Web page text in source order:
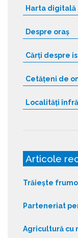
Harta digitală
Despre oraș
Cărți despre
Cetățeni de
Localități
Articole
Trăiește
Parteneriat
Agricultură cu